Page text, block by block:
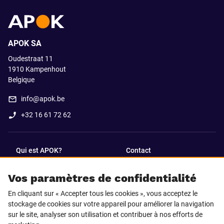
Vos paramètres de confidentialité
En cliquant sur « Accepter tous les cookies », vous acceptez le
stockage de cookies sur votre appareil pour améliorer la navigation
sur le site, analyser son utilisation et contribuer à nos efforts de
APOK SA
Oudestraat 11
1910 Kampenhout
Belgique
info@apok.be
+32 16 61 72 62
Qui est APOK? Contact
SUIVEZ-NOUS SUR
Facebook LinkedIn